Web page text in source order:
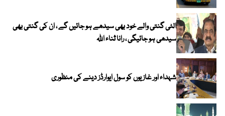
الٹی گنتی والے خود بھی سیدھے ہو جائیں گے ، ان کی گنتی بھی
سیدھی ہو جائیگی ، رانا ثناء اللہ
شہداء اور غازیوں کو سول ایوارڈز دینے کی منظوری